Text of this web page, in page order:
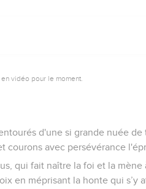
vidéo pour le moment.
d'une si grande nuée
avec persévérance
qui fait naître la foi et la
en méprisant la honte qui s’y